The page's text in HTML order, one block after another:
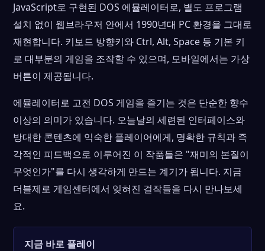
JavaScript로 구현된 DOS 에뮬레이터로, 별도 프로그램
설치 없이 웹브라우저 안에서 1990년대 PC 환경을 그대로
재현합니다. 키보드 방향키와 Ctrl, Alt, Space 등 기본 키
로 대부분의 게임을 조작할 수 있으며, 모바일에서는 가상
버튼이 제공됩니다.
에뮬레이터로 고전 DOS 게임을 즐기는 것은 단순한 향수
이상의 의미가 있습니다. 오늘날의 세련된 인터페이스와
방대한 콘텐츠에 익숙한 플레이어에게, 명확한 규칙과 즉
각적인 피드백으로 이루어진 이 작품들은 "재미의 본질이
무엇인가"를 다시 생각하게 만드는 계기가 됩니다. 지금
더블제로 게임센터에서 잊혀진 걸작들을 다시 만나보세
요.
지금 바로 플레이